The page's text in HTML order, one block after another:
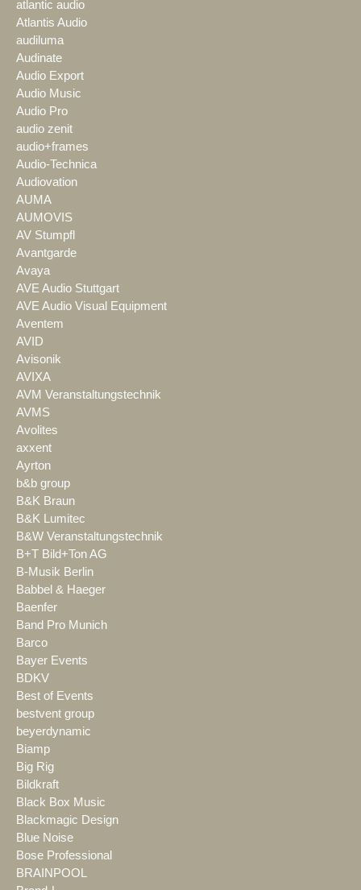
atlantic audio
Atlantis Audio
audiluma
Audinate
Audio Export
Audio Music
Audio Pro
audio zenit
audio+frames
Audio-Technica
Audiovation
AUMA
AUMOVIS
AV Stumpfl
Avantgarde
Avaya
AVE Audio Stuttgart
AVE Audio Visual Equipment
Aventem
AVID
Avisonik
AVIXA
AVM Veranstaltungstechnik
AVMS
Avolites
axxent
Ayrton
b&b group
B&K Braun
B&K Lumitec
B&W Veranstaltungstechnik
B+T Bild+Ton AG
B-Musik Berlin
Babbel & Haeger
Baenfer
Band Pro Munich
Barco
Bayer Events
BDKV
Best of Events
bestvent group
beyerdynamic
Biamp
Big Rig
Bildkraft
Black Box Music
Blackmagic Design
Blue Noise
Bose Professional
BRAINPOOL